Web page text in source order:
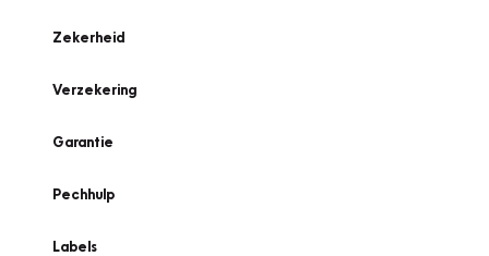
Zekerheid
Verzekering
Garantie
Pechhulp
Labels